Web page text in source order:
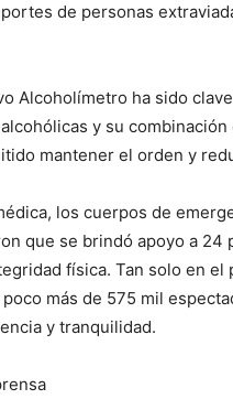
de personas
Alcoholímetro ha sido
y su
mantener el orden y
los cuerpos de
que se brindó apoyo a
física. Tan solo en
más de 575 mil
y tranquilidad.